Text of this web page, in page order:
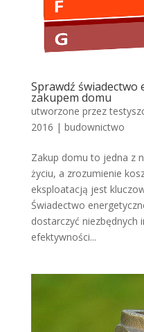
Sprawdź świadectwo
zakupem domu
utworzone przez
2016 | budownictwo
Zakup domu to jedna z
życiu, a zrozumienie
eksploatacją jest
Świadectwo
dostarczyć
efektywności...